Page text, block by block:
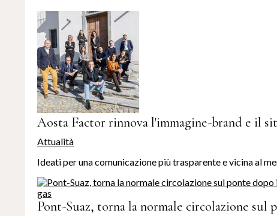
Aosta Factor rinnova l'immagine-brand e il
Attualità
Ideati per una comunicazione più trasparente e vicina al
Pont-Suaz, torna la normale circolazione sul